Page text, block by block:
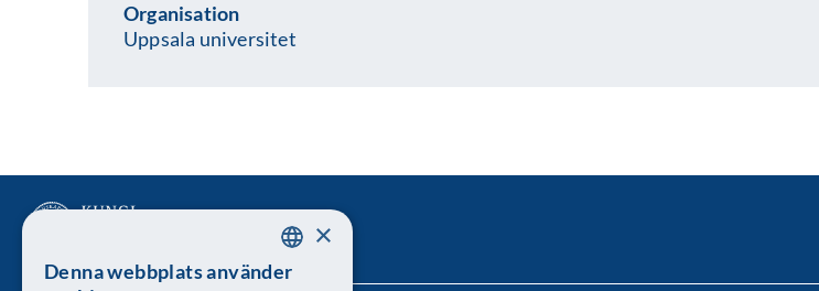
Organisation
Uppsala universitet
SWEDISH
×
Denna webbplats använder